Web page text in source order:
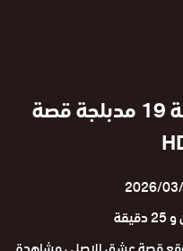
مسلسل علي رضا الحلقة 19 مدبلجة قصة
2026/